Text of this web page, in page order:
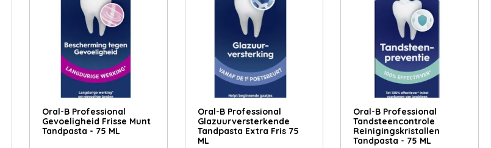
Oral-B Professional
Gevoeligheid Frisse Munt
Tandpasta - 75 ML
Oral-B Professional
Glazuurversterkende
Tandpasta Extra Fris 75
ML
Oral-B Professional
Tandsteencontrole
Reinigingskristallen
Tandpasta - 75 ML